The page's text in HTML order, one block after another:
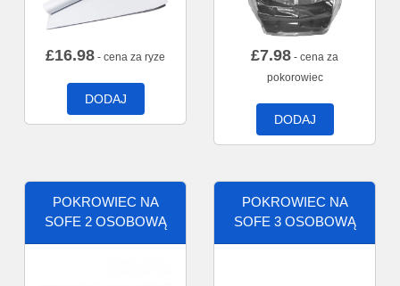
£16.98 - cena za ryze
DODAJ
£7.98 - cena za
pokorowiec
DODAJ
POKROWIEC NA
SOFE 2 OSOBOWĄ
POKROWIEC NA
SOFE 3 OSOBOWĄ